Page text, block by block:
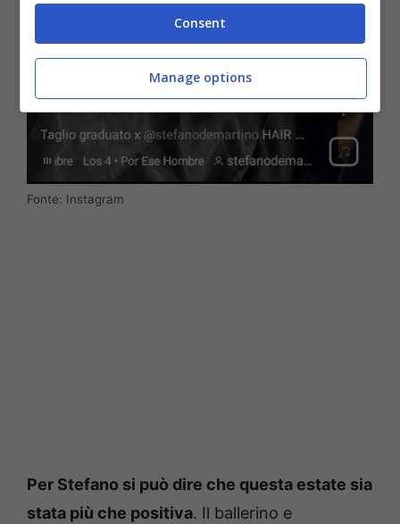
Fonte: Instagram
Per Stefano si può dire che questa estate sia
stata più che positiva. Il ballerino e
Consent
Manage options